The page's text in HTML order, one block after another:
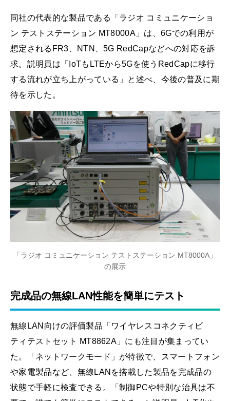
同社の代表的な製品である「ラジオ コミュニケーショ
ン テストステーション MT8000A」は、6Gでの利用が
想定されるFR3、NTN、5G RedCapなどへの対応を訴
求。説明員は「IoTもLTEから5Gを使うRedCapに移行
する流れが立ち上がっている」と述べ、今後の普及に期
待を示した。
「ラジオ コミュニケーション テストステーション MT8000A」
の展示
完成品の無線LAN性能を簡単にテスト
無線LAN向けの評価製品「ワイヤレスコネクティビ
ティテストセット MT8862A」にも注目が集まってい
た。「ネットワークモード」が特徴で、スマートフォン
や家電製品など、無線LANを搭載した製品を完成品の
状態で手軽に検査できる。「制御PCや特別な治具は不